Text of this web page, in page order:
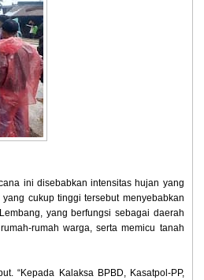
ini disebabkan intensitas hujan yang
cukup tinggi tersebut menyebabkan
yang berfungsi sebagai daerah
rumah warga, serta memicu tanah
“Kepada Kalaksa BPBD, Kasatpol-PP,